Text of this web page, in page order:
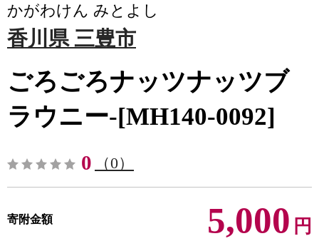
かがわけん みとよし
香川県 三豊市
ごろごろナッツナッツブ
ラウニー-[MH140-0092]
0 （0）
寄附金額 5,000 円